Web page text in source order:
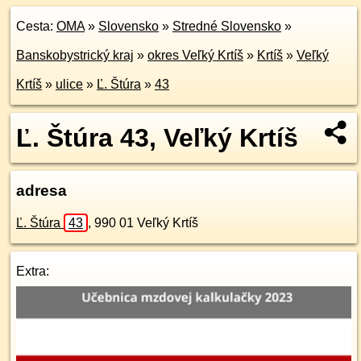
Cesta: OMA» Slovensko » Stredné Slovensko »
Banskobystrický kraj » okres Veľký Krtíš » Krtíš » Veľký
Krtíš » ulice » Ľ. Štúra » 43
Ľ. Štúra 43, Veľký Krtíš
adresa
Ľ. Štúra 43 , 990 01 Veľký Krtíš
Extra: